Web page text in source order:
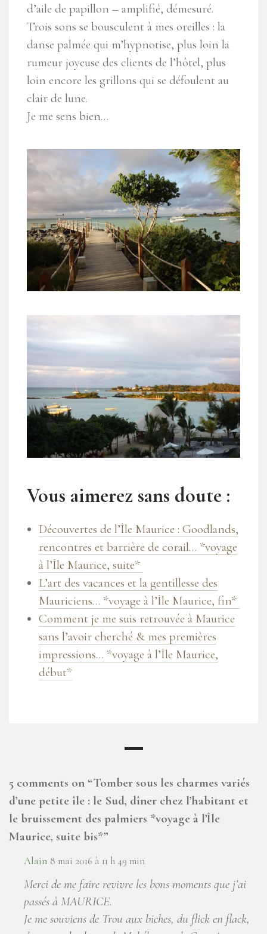
d’aile de papillon – amplifié, démesuré.
Trois sons se bousculent à mes oreilles : la
danse palmée qui m’hypnotise, plus loin la
rumeur joyeuse des clients de l’hôtel, plus
loin encore les grillons qui se défoulent au
clair de lune.
Je me sens bien…
Vous aimerez sans doute :
Découvertes de l’Île Maurice : Goodlands,
rencontres et barrière de corail… *voyage
à l’Île Maurice, suite*
L’art des vacances et la gentillesse des
Mauriciens… *voyage à l’Île Maurice, fin*
Comment je me suis retrouvée à Maurice
sans l’avoir cherché & mes premières
impressions… *voyage à l’Île Maurice,
début*
5 comments on “Tomber sous les charmes variés
d’une petite île : le Sud, dîner chez l’habitant et
le bruissement des palmiers *voyage à l’Île
Maurice, suite bis*”
Alain 8 mai 2016 à 11 h 49 min
Merci de me faire revivre les bons moments que j’ai
passés à MAURICE.
Je me souviens de Trou aux biches, du flick en flack,